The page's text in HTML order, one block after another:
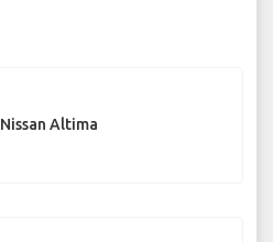
Nissan Altima